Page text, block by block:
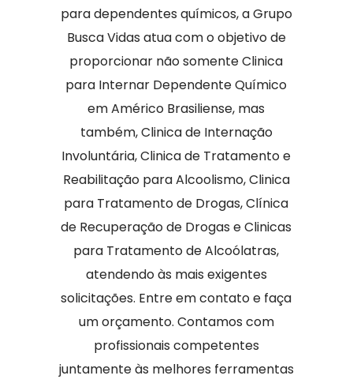
para dependentes químicos, a Grupo
Busca Vidas atua com o objetivo de
proporcionar não somente Clinica
para Internar Dependente Químico
em Américo Brasiliense, mas
também, Clinica de Internação
Involuntária, Clinica de Tratamento e
Reabilitação para Alcoolismo, Clinica
para Tratamento de Drogas, Clínica
de Recuperação de Drogas e Clinicas
para Tratamento de Alcoólatras,
atendendo às mais exigentes
solicitações. Entre em contato e faça
um orçamento. Contamos com
profissionais competentes
juntamente às melhores ferramentas